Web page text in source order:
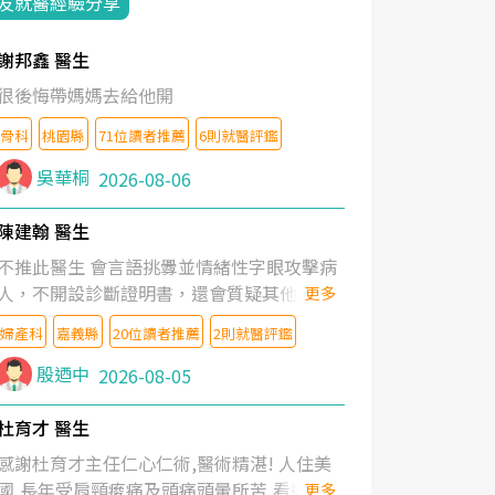
邦鑫 醫生
後悔帶媽媽去給他開
骨科 桃園縣 71位讀者推薦 6則就醫評鑑
吳華桐 2026-08-06
建翰 醫生
推此醫生 會言語挑釁並情緒性字眼攻擊病
，不開設診斷證明書，還會質疑其他醫生
判斷！
更多
婦產科 嘉義縣 20位讀者推薦 2則就醫評鑑
殷迺中 2026-08-05
育才 醫生
謝杜育才主任仁心仁術,醫術精湛! 人住美
更多